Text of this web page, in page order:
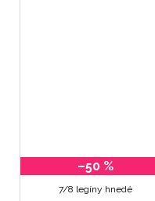
–50 %
7/8 legíny hnedé